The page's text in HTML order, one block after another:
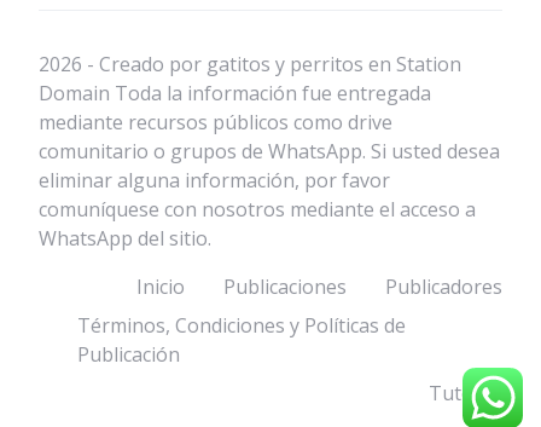
2026 - Creado por gatitos y perritos en Station
Domain Toda la información fue entregada
mediante recursos públicos como drive
comunitario o grupos de WhatsApp. Si usted desea
eliminar alguna información, por favor
comuníquese con nosotros mediante el acceso a
WhatsApp del sitio.
Inicio
Publicaciones
Publicadores
Términos, Condiciones y Políticas de
Publicación
Tutorial